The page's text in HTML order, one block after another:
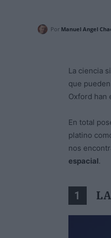
Por Manuel Angel
La ciencia
que
Oxford han
En total
platino
nos
espacial.
1